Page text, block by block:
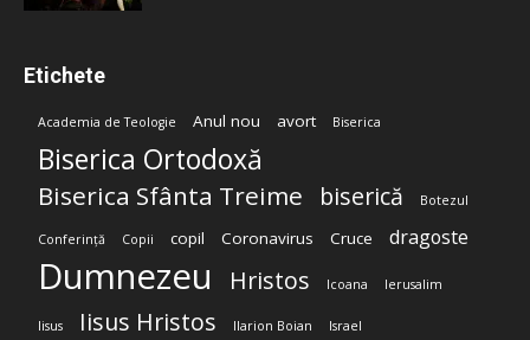
Etichete
Academia de Teologie Anul nou avort Biserica
Biserica Ortodoxă
Biserica Sfânta Treime biserică Botezul
Conferință Copii copil Coronavirus Cruce dragoste
Dumnezeu Hristos Icoana Ierusalim
Iisus Iisus Hristos Ilarion Boian Israel